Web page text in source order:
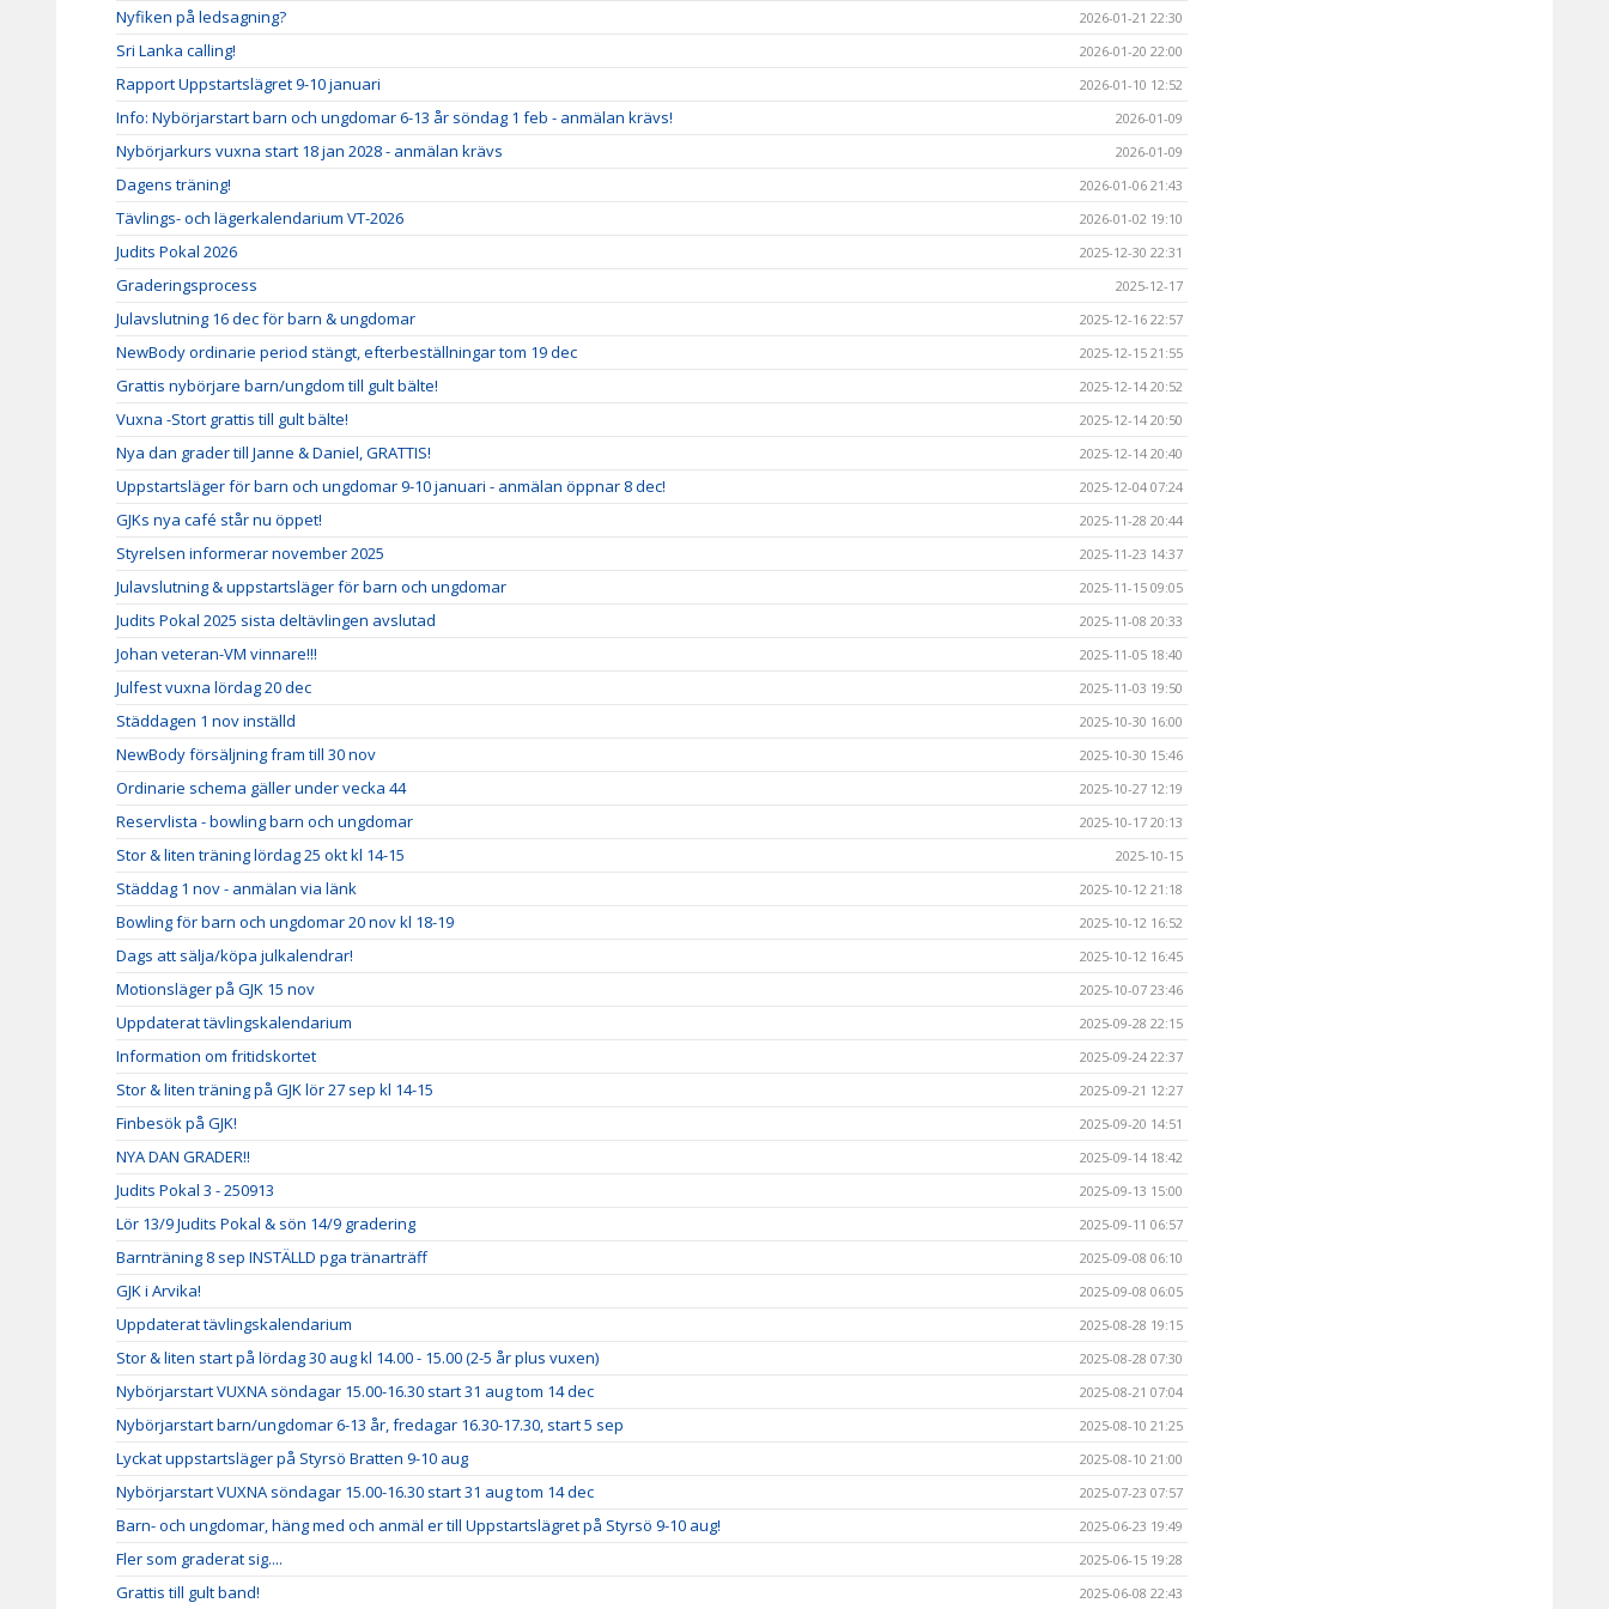
Nyfiken på ledsagning? 2026-01-21 22:30
Sri Lanka calling! 2026-01-20 22:00
Rapport Uppstartslägret 9-10 januari 2026-01-10 12:52
Info: Nybörjarstart barn och ungdomar 6-13 år söndag 1 feb - anmälan krävs! 2026-01-09
Nybörjarkurs vuxna start 18 jan 2028 - anmälan krävs 2026-01-09
Dagens träning! 2026-01-06 21:43
Tävlings- och lägerkalendarium VT-2026 2026-01-02 19:10
Judits Pokal 2026 2025-12-30 22:31
Graderingsprocess 2025-12-17
Julavslutning 16 dec för barn & ungdomar 2025-12-16 22:57
NewBody ordinarie period stängt, efterbeställningar tom 19 dec 2025-12-15 21:55
Grattis nybörjare barn/ungdom till gult bälte! 2025-12-14 20:52
Vuxna -Stort grattis till gult bälte! 2025-12-14 20:50
Nya dan grader till Janne & Daniel, GRATTIS! 2025-12-14 20:40
Uppstartsläger för barn och ungdomar 9-10 januari - anmälan öppnar 8 dec! 2025-12-04 07:24
GJKs nya café står nu öppet! 2025-11-28 20:44
Styrelsen informerar november 2025 2025-11-23 14:37
Julavslutning & uppstartsläger för barn och ungdomar 2025-11-15 09:05
Judits Pokal 2025 sista deltävlingen avslutad 2025-11-08 20:33
Johan veteran-VM vinnare!!! 2025-11-05 18:40
Julfest vuxna lördag 20 dec 2025-11-03 19:50
Städdagen 1 nov inställd 2025-10-30 16:00
NewBody försäljning fram till 30 nov 2025-10-30 15:46
Ordinarie schema gäller under vecka 44 2025-10-27 12:19
Reservlista - bowling barn och ungdomar 2025-10-17 20:13
Stor & liten träning lördag 25 okt kl 14-15 2025-10-15
Städdag 1 nov - anmälan via länk 2025-10-12 21:18
Bowling för barn och ungdomar 20 nov kl 18-19 2025-10-12 16:52
Dags att sälja/köpa julkalendrar! 2025-10-12 16:45
Motionsläger på GJK 15 nov 2025-10-07 23:46
Uppdaterat tävlingskalendarium 2025-09-28 22:15
Information om fritidskortet 2025-09-24 22:37
Stor & liten träning på GJK lör 27 sep kl 14-15 2025-09-21 12:27
Finbesök på GJK! 2025-09-20 14:51
NYA DAN GRADER!! 2025-09-14 18:42
Judits Pokal 3 - 250913 2025-09-13 15:00
Lör 13/9 Judits Pokal & sön 14/9 gradering 2025-09-11 06:57
Barnträning 8 sep INSTÄLLD pga tränarträff 2025-09-08 06:10
GJK i Arvika! 2025-09-08 06:05
Uppdaterat tävlingskalendarium 2025-08-28 19:15
Stor & liten start på lördag 30 aug kl 14.00 - 15.00 (2-5 år plus vuxen) 2025-08-28 07:30
Nybörjarstart VUXNA söndagar 15.00-16.30 start 31 aug tom 14 dec 2025-08-21 07:04
Nybörjarstart barn/ungdomar 6-13 år, fredagar 16.30-17.30, start 5 sep 2025-08-10 21:25
Lyckat uppstartsläger på Styrsö Bratten 9-10 aug 2025-08-10 21:00
Nybörjarstart VUXNA söndagar 15.00-16.30 start 31 aug tom 14 dec 2025-07-23 07:57
Barn- och ungdomar, häng med och anmäl er till Uppstartslägret på Styrsö 9-10 aug! 2025-06-23 19:49
Fler som graderat sig.... 2025-06-15 19:28
Grattis till gult band! 2025-06-08 22:43